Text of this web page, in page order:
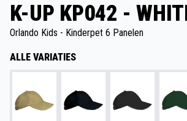
K-UP KP042 -
Orlando Kids - Kinderpet 6 Panelen
ALLE VARIATIES